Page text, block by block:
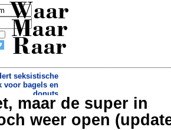
Waar
Maar
Raar
seksistische
voor bagels en
donuts
Verloren trouwring na bijna vier jaar
weer terug bij eigenaresse»
maar de super in
weer open